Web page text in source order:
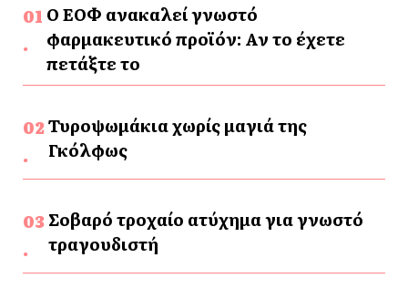
Ο ΕΟΦ ανακαλεί γνωστό
φαρμακευτικό προϊόν: Αν το έχετε
πετάξτε το
Τυροψωμάκια χωρίς μαγιά της
Γκόλφως
Σοβαρό τροχαίο ατύχημα για γνωστό
τραγουδιστή